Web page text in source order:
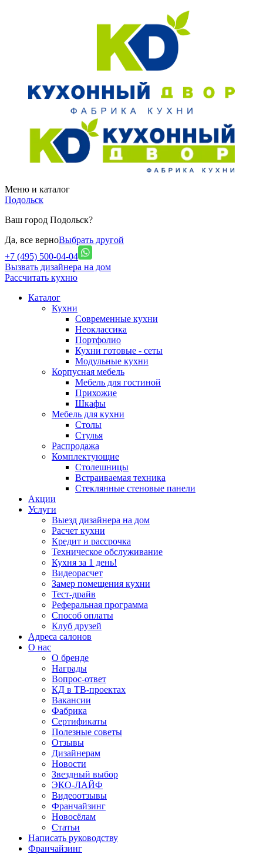
Меню и каталог
Подольск
Ваш город Подольск?
Да, все верноВыбрать другой
+7 (495) 500-04-04
Вызвать дизайнера на дом
Рассчитать кухню
Каталог
Кухни
Современные кухни
Неоклассика
Портфолио
Кухни готовые - сеты
Модульные кухни
Корпусная мебель
Мебель для гостиной
Прихожие
Шкафы
Мебель для кухни
Столы
Стулья
Распродажа
Комплектующие
Столешницы
Встраиваемая техника
Стеклянные стеновые панели
Акции
Услуги
Выезд дизайнера на дом
Расчет кухни
Кредит и рассрочка
Техническое обслуживание
Кухня за 1 день!
Видеорасчет
Замер помещения кухни
Тест-драйв
Реферальная программа
Способ оплаты
Клуб друзей
Адреса салонов
О нас
О бренде
Награды
Вопрос-ответ
КД в ТВ-проектах
Вакансии
Фабрика
Сертификаты
Полезные советы
Отзывы
Дизайнерам
Новости
Звездный выбор
ЭКО-ЛАЙФ
Видеоотзывы
Франчайзинг
Новосёлам
Статьи
Написать руководству
Франчайзинг